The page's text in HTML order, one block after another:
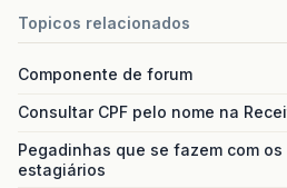
Topicos relacionados
Componente de forum
Consultar CPF pelo nome na
Pegadinhas que se fazem com os
estagiários